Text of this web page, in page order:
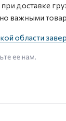
доставке
важными
области
ее нам.